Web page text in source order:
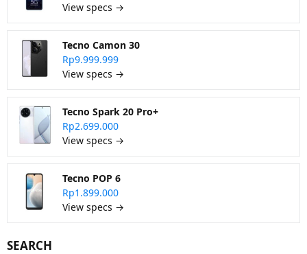
View specs →
Tecno Camon 30
Rp9.999.999
View specs →
Tecno Spark 20 Pro+
Rp2.699.000
View specs →
Tecno POP 6
Rp1.899.000
View specs →
SEARCH